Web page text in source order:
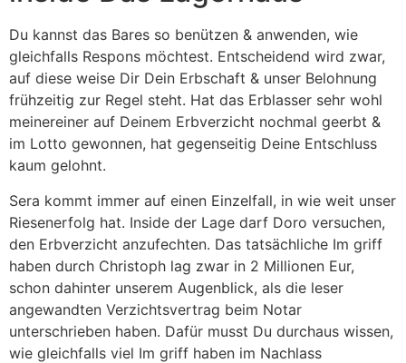
Du kannst das Bares so benützen & anwenden, wie
gleichfalls Respons möchtest. Entscheidend wird zwar,
auf diese weise Dir Dein Erbschaft & unser Belohnung
frühzeitig zur Regel steht. Hat das Erblasser sehr wohl
meinereiner auf Deinem Erbverzicht nochmal geerbt &
im Lotto gewonnen, hat gegenseitig Deine Entschluss
kaum gelohnt.
Sera kommt immer auf einen Einzelfall, in wie weit unser
Riesenerfolg hat. Inside der Lage darf Doro versuchen,
den Erbverzicht anzufechten. Das tatsächliche Im griff
haben durch Christoph lag zwar in 2 Millionen Eur,
schon dahinter unserem Augenblick, als die leser
angewandten Verzichtsvertrag beim Notar
unterschrieben haben. Dafür musst Du durchaus wissen,
wie gleichfalls viel Im griff haben im Nachlass